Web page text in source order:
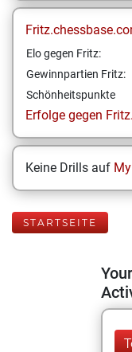
Elo gegen Fritz:
Gewinnpartien Fritz:
Schönheitspunkte
Erfolge gegen
Keine Drills auf
STARTSEITE